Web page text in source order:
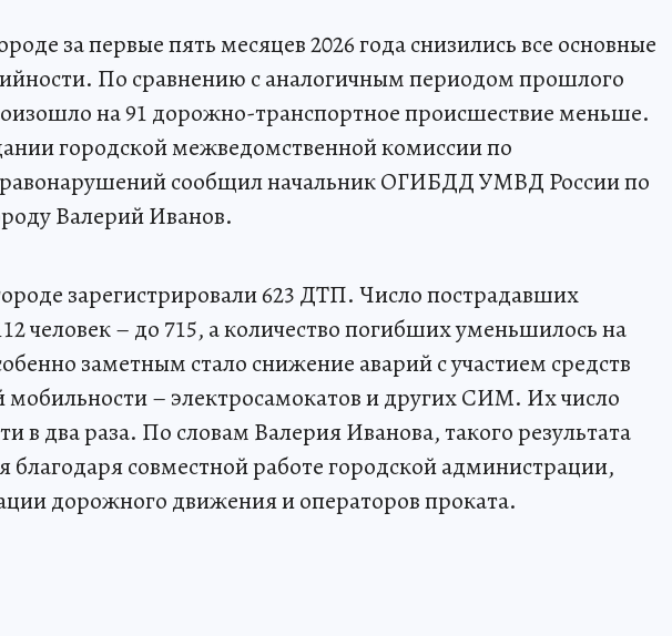
за первые пять месяцев 2026 года снизились все основные
По сравнению с аналогичным периодом прошлого
на 91 дорожно-транспортное происшествие меньше.
городской межведомственной комиссии по
сообщил начальник ОГИБДД УМВД России по
Валерий Иванов.
зарегистрировали 623 ДТП. Число пострадавших
человек – до 715, а количество погибших уменьшилось на
заметным стало снижение аварий с участием средств
мобильности – электросамокатов и других СИМ. Их число
в два раза. По словам Валерия Иванова, такого результата
благодаря совместной работе городской администрации,
дорожного движения и операторов проката.